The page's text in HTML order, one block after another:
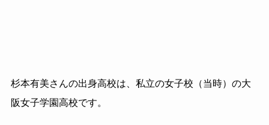
杉本有美さんの出身高校は、私立の女子校（当時）の大
阪女子学園高校です。